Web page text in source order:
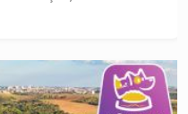
que une tranquilidade,
Com 26
oferece